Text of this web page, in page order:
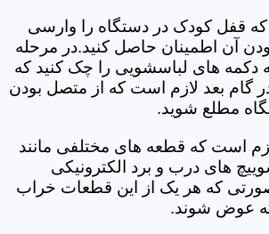
که قفل کودک در دستگاه را وارسی
آن اطمینان حاصل کنید.در مرحله
دکمه های لباسشویی را چک کنید که
گام بعد لازم است که از متصل بودن
مطلع شوید.
است که قطعه های مختلفی مانند
های درب و برد الکترونیکی
که هر یک از این قطعات خراب
عوض شوند.